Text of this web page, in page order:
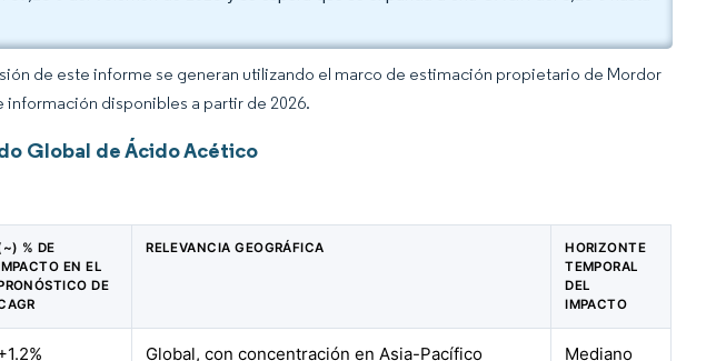
de este informe se generan utilizando el marco de estimación propietario de Mordor
disponibles a partir de 2026.
Global de Ácido Acético
% DE
EN EL
DE
RELEVANCIA GEOGRÁFICA
HORIZONTE
TEMPORAL
DEL
IMPACTO
Global, con concentración en Asia-Pacífico
Mediano